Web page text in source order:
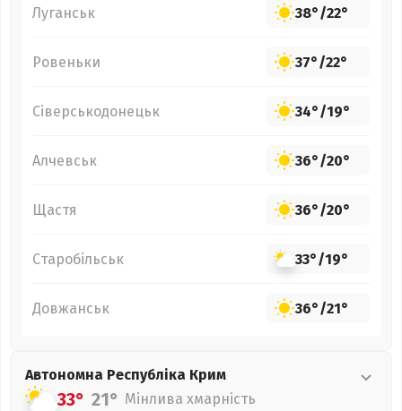
Луганськ 38°/22°
Ровеньки 37°/22°
Сіверськодонецьк 34°/19°
Алчевськ 36°/20°
Щастя 36°/20°
Старобільськ 33°/19°
Довжанськ 36°/21°
Автономна Республіка Крим
33° 21° Мінлива хмарність